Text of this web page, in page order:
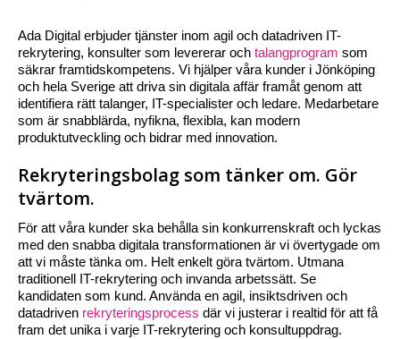
Ada Digital erbjuder tjänster inom agil och datadriven IT-
rekrytering, konsulter som levererar och talangprogram som
säkrar framtidskompetens. Vi hjälper våra kunder i Jönköping
och hela Sverige att driva sin digitala affär framåt genom att
identifiera rätt talanger, IT-specialister och ledare. Medarbetare
som är snabblärda, nyfikna, flexibla, kan modern
produktutveckling och bidrar med innovation.
Rekryteringsbolag som tänker om. Gör
tvärtom.
För att våra kunder ska behålla sin konkurrenskraft och lyckas
med den snabba digitala transformationen är vi övertygade om
att vi måste tänka om. Helt enkelt göra tvärtom. Utmana
traditionell IT-rekrytering och invanda arbetssätt. Se
kandidaten som kund. Använda en agil, insiktsdriven och
datadriven rekryteringsprocess där vi justerar i realtid för att få
fram det unika i varje IT-rekrytering och konsultuppdrag.